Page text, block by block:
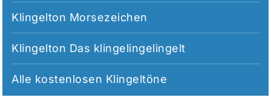
Klingelton Morsezeichen
Klingelton Das klingelingelingelt
Alle kostenlosen Klingeltöne